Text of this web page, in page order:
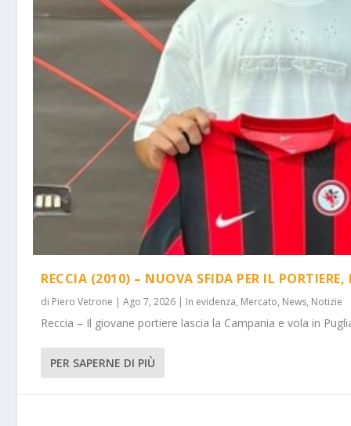
RECCIA (2010) – NUOVA SFIDA PER IL
di Piero Vetrone |Ago 7, 2026 | In evidenza, Mercato, News, Notizie
Reccia – Il giovane portiere lascia la Campania e vola in
PER SAPERNE DI PIÙ